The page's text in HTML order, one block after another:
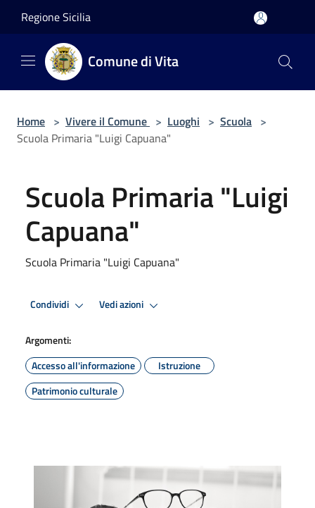
Regione Sicilia
Comune di Vita
Home > Vivere il Comune > Luoghi > Scuola >
Scuola Primaria "Luigi Capuana"
Scuola Primaria "Luigi
Capuana"
Scuola Primaria "Luigi Capuana"
Condividi Vedi azioni
Argomenti:
Accesso all'informazione
Istruzione
Patrimonio culturale